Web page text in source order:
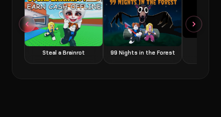
Steal a Brainrot 99 Nights in the Forest